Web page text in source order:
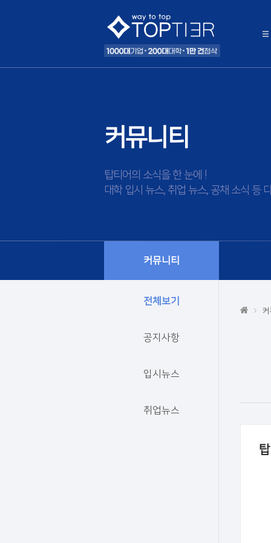
커뮤니티
탑티어의 소식을 한 눈에 !
대학 입시 뉴스, 취업 뉴스, 공채 소식 등
커뮤니티
전체보기
공지사항
입시뉴스
취업뉴스
커